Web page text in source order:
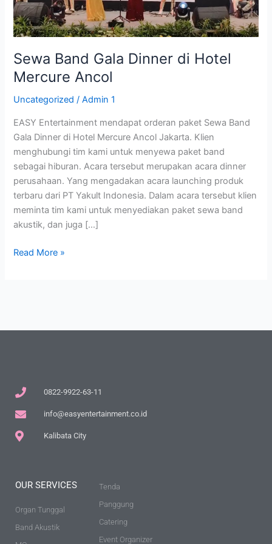
Sewa Band Gala Dinner di Hotel
Mercure Ancol
Uncategorized /Admin 1
EASY Entertainment mendapat orderan paket Sewa Band
Gala Dinner di Hotel Mercure Ancol Jakarta. Klien
menghubungi tim kami untuk menyewa paket band
sebagai hiburan. Acara tersebut merupakan acara dinner
perusahaan. Yang mengadakan acara launching produk
terbaru dari PT Yakult Indonesia. Dalam acara tersebut klien
meminta tim kami untuk menyediakan paket sewa band
akustik, dan juga […]
Mercure
Ancol
Read More »
0822-9922-63-11
info@easyentertainment.co.id
Kalibata City
OUR SERVICES
Organ Tunggal
Band Akustik
Tenda
Panggung
Catering
Event Organizer